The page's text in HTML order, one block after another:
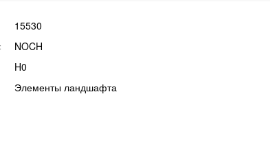
15530
NOCH
H0
Элементы ландшафта